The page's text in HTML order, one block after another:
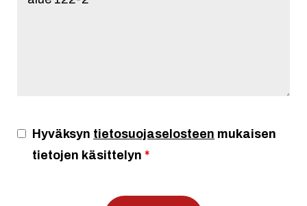
Hyväksyn tietosuojaselosteen mukaisen
tietojen käsittelyn*